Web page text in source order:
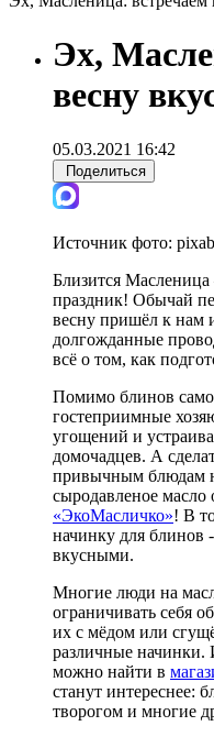
Эх,
весну
05.03.2021 16:42
Поделиться
Источник фото:
Близится
праздник! Обычай
весну пришёл к нам
долгожданные
всё о том, как
Помимо блинов
гостеприимные
угощений и
домочадцев. А
привычным блюдам
сыродавленое масло
«ЭкоМасличко»! В
начинку для блинов
вкусными.
Многие люди на
ограничивать себя
их с мёдом или
различные начинки.
можно найти в
станут интереснее:
творогом и многие